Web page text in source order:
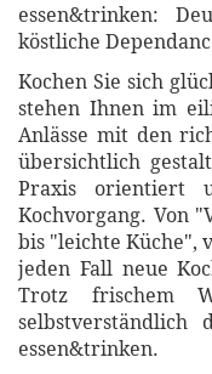
essen&trinken:
köstliche
Kochen Sie sich
stehen Ihnen im
Anlässe mit den
übersichtlich
Praxis orientiert
Kochvorgang. Von
bis "leichte Küche",
jeden Fall neue
Trotz frischem
selbstverständlich
essen&trinken.